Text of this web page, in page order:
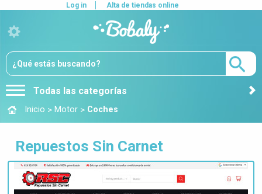
Todas las categorías
Log in Alta de tiendas online
Inicio > Motor > Coches
Repuestos Sin Carnet